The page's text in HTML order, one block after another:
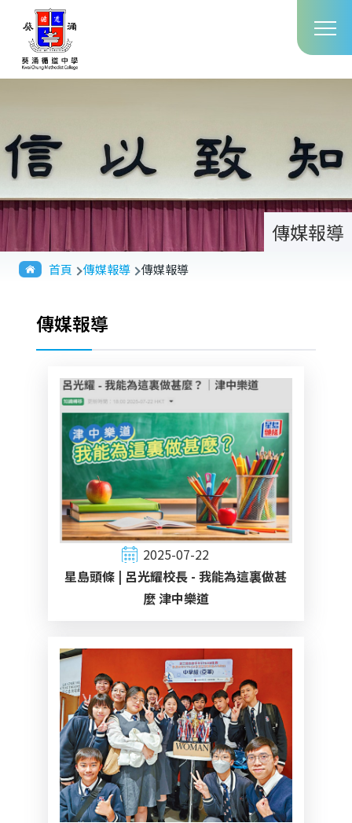
移至主內容
傳媒報導
導
首頁 傳媒報導 傳媒報導
傳媒報導
2025-07-22
星島頭條 | 呂光耀校長 - 我能為這裏做甚
麼 津中樂道